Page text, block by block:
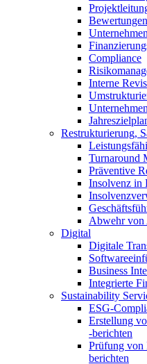
Bewertungen
Compliance
Interne
Restrukturierung,
Turnaround
Präventive
Insolvenz in
Abwehr von
Digital
Digitale
Business
Integrierte
Sustainability
ESG-
Erstellung
-berichten
Prüfung von
berichten